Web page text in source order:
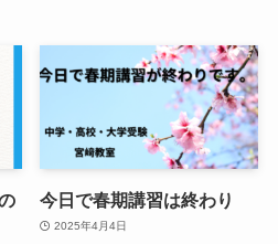
今日で春期講習は終わり
2025年4月4日